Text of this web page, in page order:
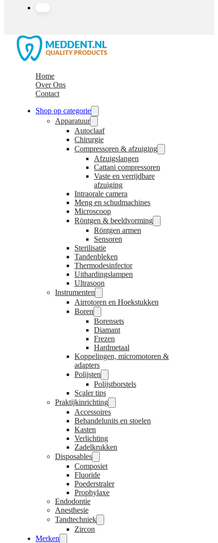
Home
Over Ons
Contact
Shop op categorie
Apparatuur
Autoclaaf
Chirurgie
Compressoren & afzuiging
Afzuigslangen
Cattani compressoren
Vaste en verrijdbare
afzuiging
Intraorale camera
Meng en schudmachines
Microscoop
Röntgen & beeldvorming
Röntgen armen
Sensoren
Sterilisatie
Tandenbleken
Thermodesinfector
Uithardingslampen
Ultrasoon
Instrumenten
Airrotoren en Hoekstukken
Boren
Borensets
Diamant
Frezen
Hardmetaal
Koppelingen, micromotoren &
adapters
Polijsten
Polijstborstels
Scaler tips
Praktijkinrichting
Accessoires
Behandelunits en stoelen
Kasten
Verlichting
Zadelkrukken
Disposables
Composiet
Fluoride
Poederstraler
Prophylaxe
Endodontie
Anesthesie
Tandtechniek
Zircon
Merken